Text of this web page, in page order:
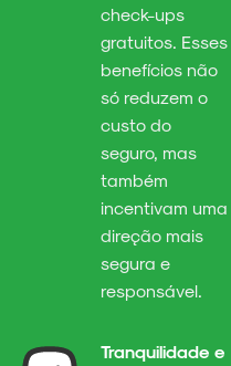
check-ups
gratuitos. Esses
benefícios não
só reduzem o
custo do
seguro, mas
também
incentivam uma
direção mais
segura e
responsável.
Tranquilidade e